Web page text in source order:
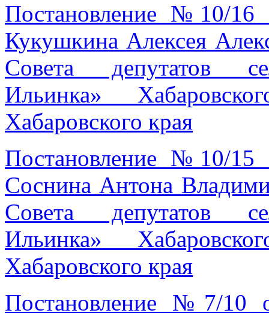
Постановление №10/16
Кукушкина Алексея
Совета депутатов
Ильинка»
Хабаровского края
Постановление №10/15
Соснина Антона
Совета депутатов
Ильинка»
Хабаровского края
Постановление №7/10